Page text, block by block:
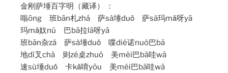
金刚萨埵百字明（藏译） ：
嗡ōng 班bān札zhá 萨sà埵duǒ 萨sà玛mǎ呀yā
玛mǎ奴nú 巴bā拉lā呀yā
班bān杂zá 萨sà埵duǒ 喋dié诺nuò巴bā
地dì叉chā 则zé桌zhuō 美měi巴bā哇wā
速sù埵duǒ 卡kǎ唷yōu 美měi巴bā哇wā